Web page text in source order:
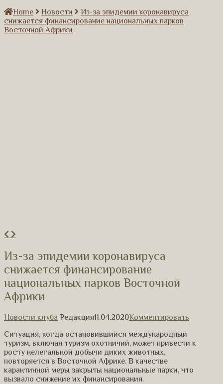
Home
Новости
Из-за эпидемии коронавируса
снижается финансирование национальных парков
Восточной Африки
Из-за эпидемии коронавируса
снижается финансирование
национальных парков Восточной
Африки
Новости клуба Редакция11.04.2020Комментировать
Ситуация, когда остановившийся международный
туризм, включая туризм охотничий, может привести к
росту нелегальной добычи диких животных,
повторяется в Восточной Африке. В качестве
карантинной меры закрыты национальные парки, что
вызвало снижение их финансирования.